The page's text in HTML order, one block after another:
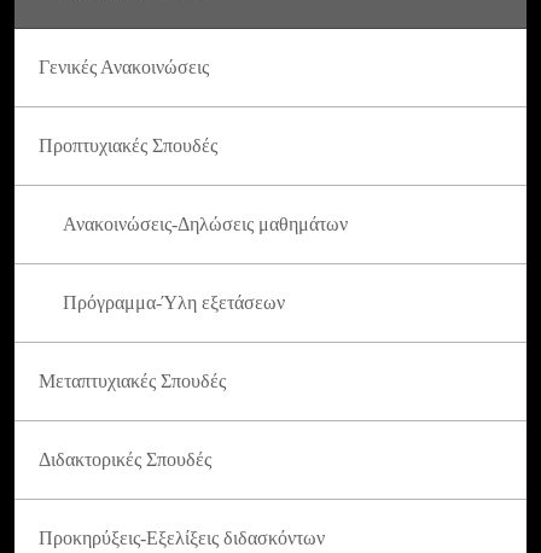
Γενικές Ανακοινώσεις
Προπτυχιακές Σπουδές
Ανακοινώσεις-Δηλώσεις μαθημάτων
Πρόγραμμα-Ύλη εξετάσεων
Μεταπτυχιακές Σπουδές
Διδακτορικές Σπουδές
Προκηρύξεις-Εξελίξεις διδασκόντων